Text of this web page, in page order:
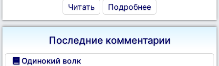
Читать Подробнее
Последние комментарии
Одинокий волк